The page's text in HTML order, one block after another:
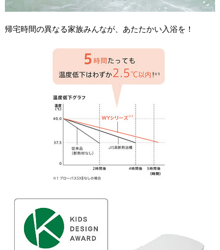
帰宅時間の異なる家族みんなが、あたたかい入浴を！